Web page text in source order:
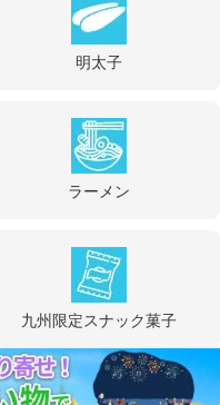
明太子
ラーメン
九州限定スナック菓子